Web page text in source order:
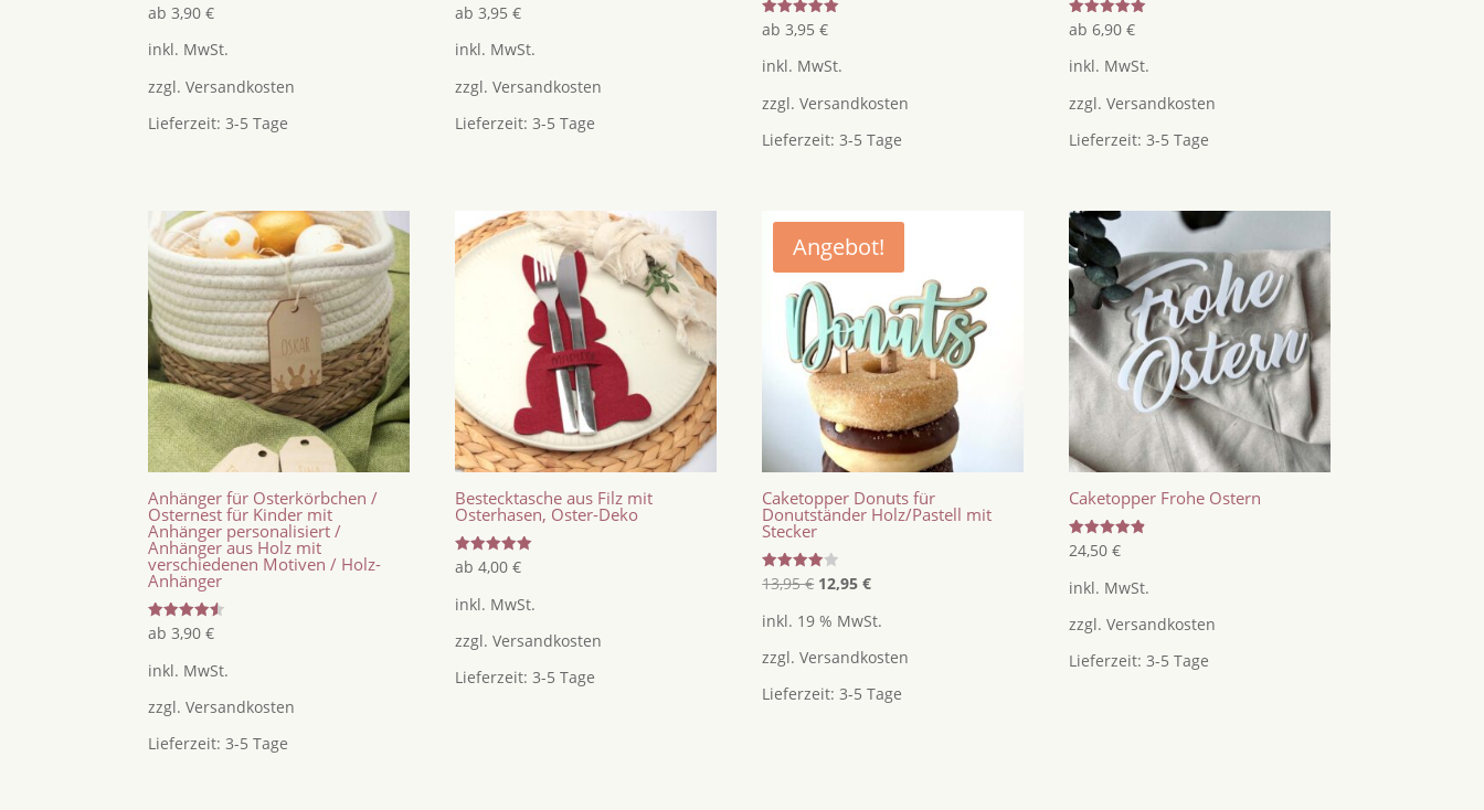
Bewertet
mit
von 5
ab3,90€
inkl. MwSt.
zzgl.Versandkosten
Lieferzeit:3-5 Tage
Bewertet
mit
von 5
ab3,95€
inkl. MwSt.
zzgl.Versandkosten
Lieferzeit:3-5 Tage
Bewertet
mit
von 5
ab3,95€
inkl. MwSt.
zzgl.Versandkosten
Lieferzeit:3-5 Tage
Bewertet
mit
von 5
ab6,90€
inkl. MwSt.
zzgl.Versandkosten
Lieferzeit:3-5 Tage
Anhänger für Osterkörbchen /
Osternest für Kinder mit
Anhänger personalisiert /
Anhänger aus Holz mit
verschiedenen Motiven / Holz-
Anhänger
Bewertet
mit
von 5
ab3,90€
inkl. MwSt.
zzgl.Versandkosten
Lieferzeit:3-5 Tage
Bestecktasche aus Filz mit
Osterhasen, Oster-Deko
Bewertet
mit
von 5
ab4,00€
inkl. MwSt.
zzgl.Versandkosten
Lieferzeit:3-5 Tage
Angebot!
Caketopper Donuts für
Donutständer Holz/Pastell mit
Stecker
Bewertet
mit
von 5
13,95€ Ursprünglicher
war:
13,95 €
12,95€Aktueller
ist:
12,95 €.
inkl. 19 % MwSt.
zzgl.Versandkosten
Lieferzeit:3-5 Tage
Caketopper Frohe Ostern
Bewertet
mit
von 5
24,50€
inkl. MwSt.
zzgl.Versandkosten
Lieferzeit:3-5 Tage